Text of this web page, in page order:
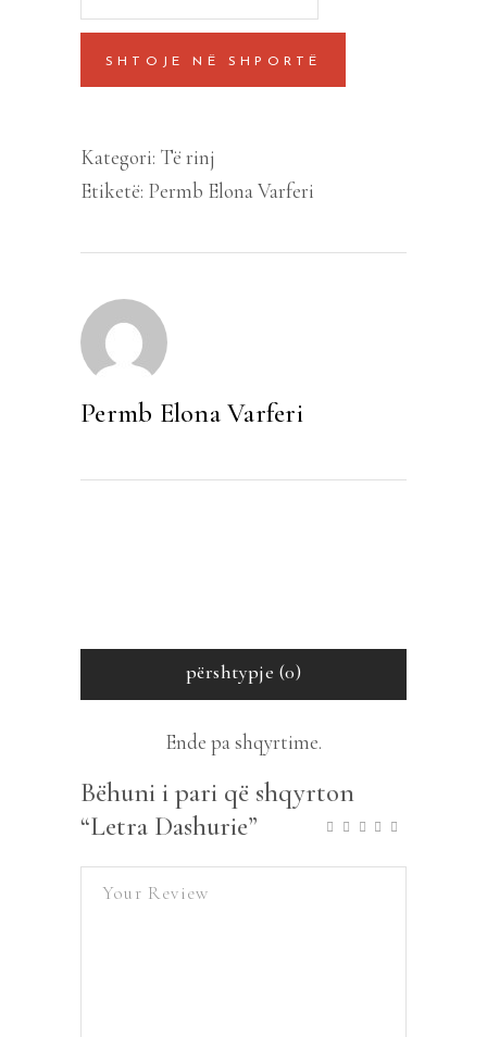
quantity
SHTOJE NË SHPORTË
Kategori: Të rinj
Etiketë: Permb Elona Varferi
Permb Elona Varferi
përshtypje (0)
Ende pa shqyrtime.
Bëhuni i pari që shqyrton
“Letra Dashurie”